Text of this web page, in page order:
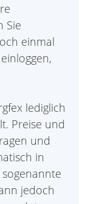
Sie
einmal
lediglich
Preise und
und
in
jedoch